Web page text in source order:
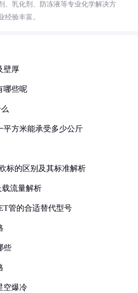
、乳化剂、防冻液等专业化学解决方
经验丰富。
壁厚
哪些呢
平方米能承受多少公斤
标的区别及其标准解析
载流量解析
管的合适替代型号
些
空爆冷